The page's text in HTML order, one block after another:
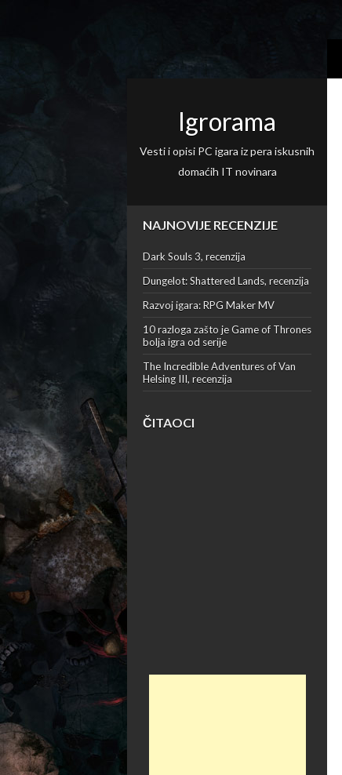
Igrorama
Vesti i opisi PC igara iz pera iskusnih
domaćih IT novinara
NAJNOVIJE RECENZIJE
Dark Souls 3, recenzija
Dungelot: Shattered Lands, recenzija
Razvoj igara: RPG Maker MV
10 razloga zašto je Game of Thrones
bolja igra od serije
The Incredible Adventures of Van
Helsing III, recenzija
ČITAOCI